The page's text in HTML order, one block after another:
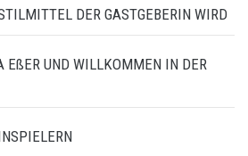
DER GASTGEBERIN WIRD
EßER UND WILLKOMMEN IN DER